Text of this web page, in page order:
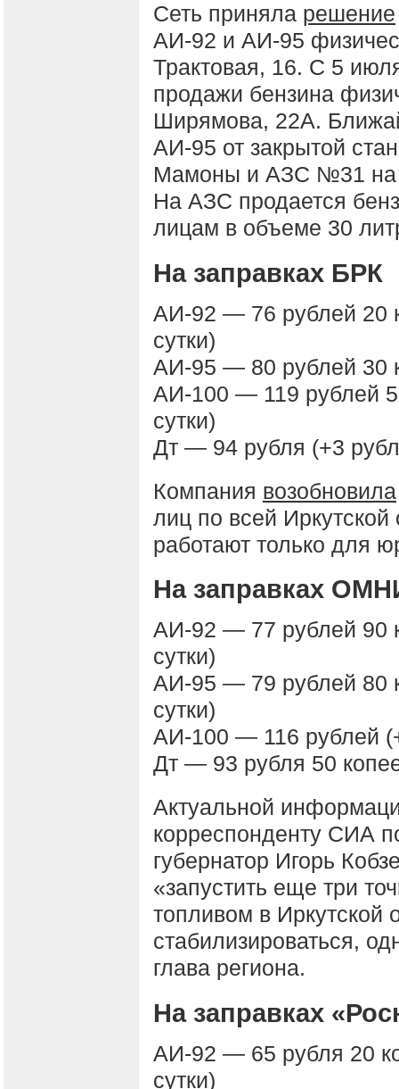
Сеть приняла решение
АИ‑92 и АИ‑95
Трактовая, 16. С 5
продажи бензина
Ширямова, 22А.
АИ‑95 от закрытой
Мамоны и АЗС №31 на
На АЗС продается
лицам в объеме 30
На заправках БРК
АИ-92 — 76 рублей 20
сутки)
АИ-95 — 80 рублей 30
АИ-100 — 119 рублей
сутки)
Дт — 94 рубля (+3
Компания возобновила
лиц по всей
работают только для
На заправках
АИ-92 — 77 рублей 90
сутки)
АИ-95 — 79 рублей 80
сутки)
АИ-100 — 116 рублей
Дт — 93 рубля 50
Актуальной
корреспонденту СИА
губернатор Игорь
«запустить еще три
топливом в Иркутской
стабилизироваться,
глава региона.
На заправках
АИ-92 — 65 рубля 20
сутки)